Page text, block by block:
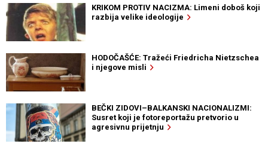
KRIKOM PROTIV NACIZMA: Limeni doboš koji
razbija velike ideologije
HODOČAŠĆE: Tražeći Friedricha Nietzschea
i njegove misli
BEČKI ZIDOVI–BALKANSKI NACIONALIZMI:
Susret koji je fotoreportažu pretvorio u
agresivnu prijetnju